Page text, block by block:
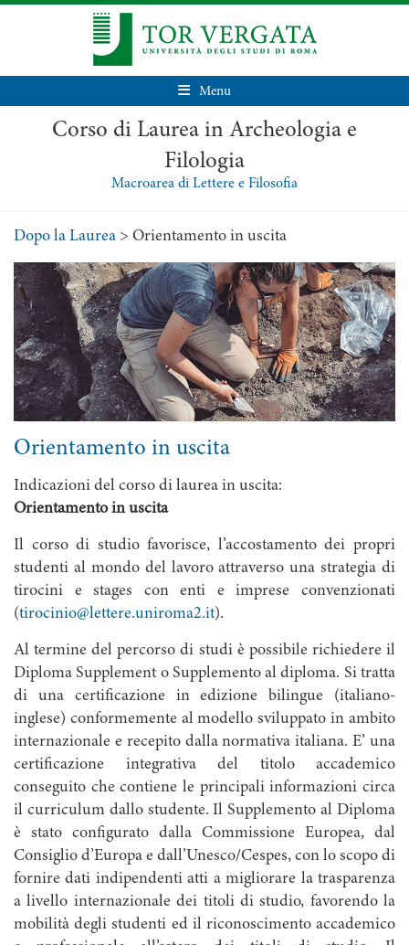
Menu
Corso di Laurea in Archeologia e
Filologia
Macroarea di Lettere e Filosofia
Dopo la Laurea > Orientamento in uscita
Orientamento in uscita
Indicazioni del corso di laurea in uscita:
Orientamento in uscita
Il corso di studio favorisce, l’accostamento dei propri
studenti al mondo del lavoro attraverso una strategia di
tirocini e stages con enti e imprese convenzionati
(tirocinio@lettere.uniroma2.it).
Al termine del percorso di studi è possibile richiedere il
Diploma Supplement o Supplemento al diploma. Si tratta
di una certificazione in edizione bilingue (italiano-
inglese) conformemente al modello sviluppato in ambito
internazionale e recepito dalla normativa italiana. E’ una
certificazione integrativa del titolo accademico
conseguito che contiene le principali informazioni circa
il curriculum dallo studente. Il Supplemento al Diploma
è stato configurato dalla Commissione Europea, dal
Consiglio d’Europa e dall’Unesco/Cespes, con lo scopo di
fornire dati indipendenti atti a migliorare la trasparenza
a livello internazionale dei titoli di studio, favorendo la
mobilità degli studenti ed il riconoscimento accademico